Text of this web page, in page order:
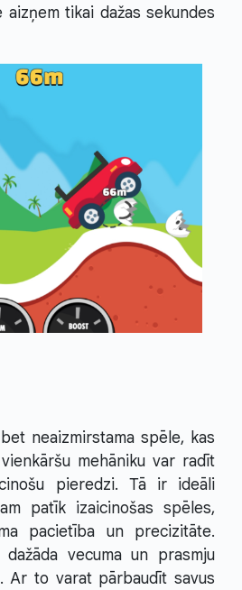
aizņem tikai dažas sekundes
neaizmirstama spēle, kas
mehāniku var radīt
pieredzi. Tā ir ideāli
patīk izaicinošas spēles,
pacietība un precizitāte.
vecuma un prasmju
Ar to varat pārbaudīt savus